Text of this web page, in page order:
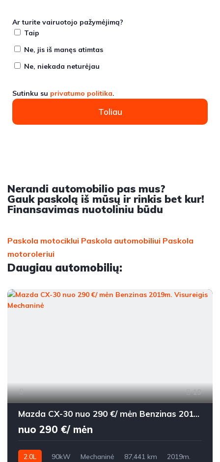
Ar turite vairuotojo pažymėjimą?
Taip
Ne, jis iš manęs atimtas
Ne, niekada neturėjau
Sutinku su privatumo politika.
Toliau
Nerandi automobilio pas mus?
Gauk paskolą iš mūsų ir rinkis bet kur!
Finansavimas nuotoliniu būdu
Paskola motociklui Paskola automobiliui Paskola
motoroleriui
Daugiau automobilių:
19
Mazda CX-30 nuo 290 €/ mėn Benzinas 2019m. Visureigis Mechaninė
nuo 290 €/ mėn
2.0L 90kW Mechaninė 87,441 km 2019m.